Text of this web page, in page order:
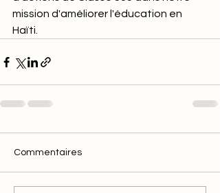
mission d'améliorer l'éducation en
Haïti.
Commentaires